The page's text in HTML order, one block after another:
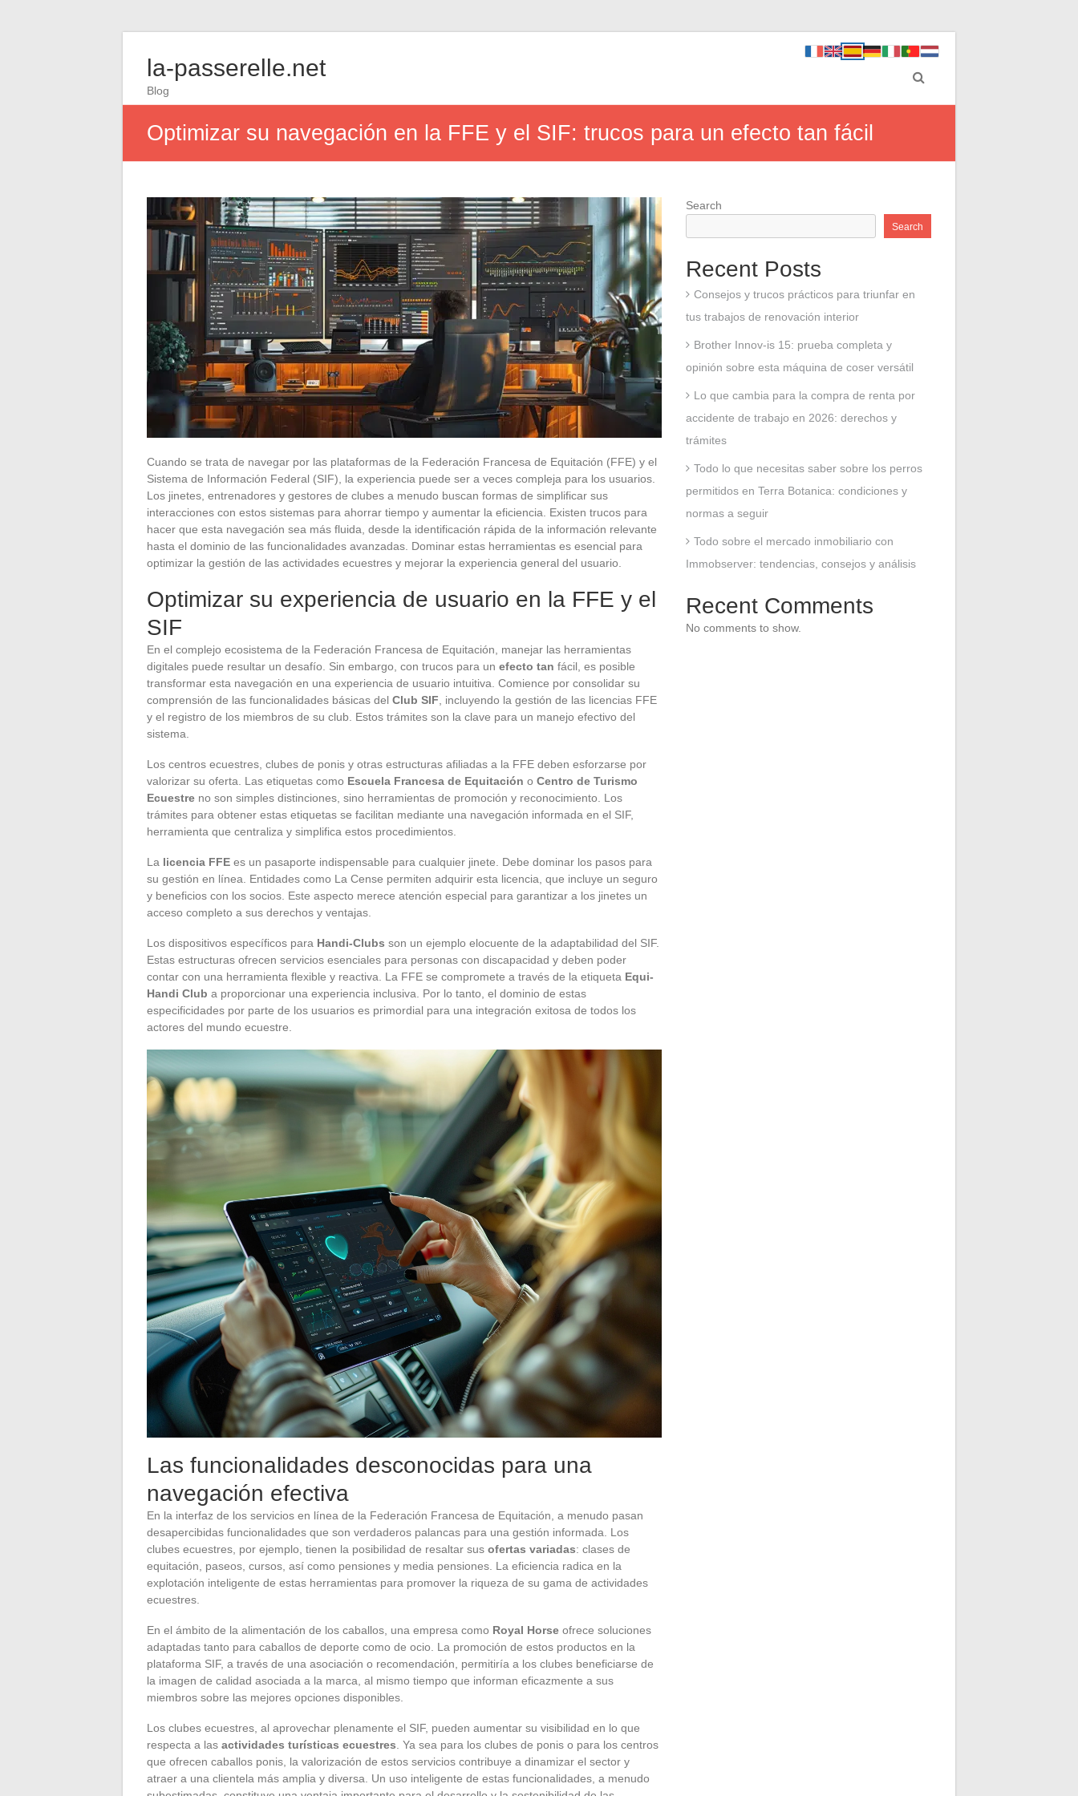
la-passerelle.net
Blog
Optimizar su navegación en la FFE y el SIF: trucos para un efecto tan fácil
Cuando se trata de navegar por las plataformas de la Federación Francesa de Equitación (FFE) y el
Sistema de Información Federal (SIF), la experiencia puede ser a veces compleja para los usuarios.
Los jinetes, entrenadores y gestores de clubes a menudo buscan formas de simplificar sus
interacciones con estos sistemas para ahorrar tiempo y aumentar la eficiencia. Existen trucos para
hacer que esta navegación sea más fluida, desde la identificación rápida de la información relevante
hasta el dominio de las funcionalidades avanzadas. Dominar estas herramientas es esencial para
optimizar la gestión de las actividades ecuestres y mejorar la experiencia general del usuario.
Optimizar su experiencia de usuario en la FFE y el
SIF
En el complejo ecosistema de la Federación Francesa de Equitación, manejar las herramientas
digitales puede resultar un desafío. Sin embargo, con trucos para un efecto tan fácil, es posible
transformar esta navegación en una experiencia de usuario intuitiva. Comience por consolidar su
comprensión de las funcionalidades básicas del Club SIF , incluyendo la gestión de las licencias FFE
y el registro de los miembros de su club. Estos trámites son la clave para un manejo efectivo del
sistema.
Los centros ecuestres, clubes de ponis y otras estructuras afiliadas a la FFE deben esforzarse por
valorizar su oferta. Las etiquetas como Escuela Francesa de Equitación o Centro de Turismo
Ecuestre no son simples distinciones, sino herramientas de promoción y reconocimiento. Los
trámites para obtener estas etiquetas se facilitan mediante una navegación informada en el SIF,
herramienta que centraliza y simplifica estos procedimientos.
La licencia FFE es un pasaporte indispensable para cualquier jinete. Debe dominar los pasos para
su gestión en línea. Entidades como La Cense permiten adquirir esta licencia, que incluye un seguro
y beneficios con los socios. Este aspecto merece atención especial para garantizar a los jinetes un
acceso completo a sus derechos y ventajas.
Los dispositivos específicos para Handi-Clubs son un ejemplo elocuente de la adaptabilidad del SIF.
Estas estructuras ofrecen servicios esenciales para personas con discapacidad y deben poder
contar con una herramienta flexible y reactiva. La FFE se compromete a través de la etiqueta Equi-
Handi Club a proporcionar una experiencia inclusiva. Por lo tanto, el dominio de estas
especificidades por parte de los usuarios es primordial para una integración exitosa de todos los
actores del mundo ecuestre.
Las funcionalidades desconocidas para una
navegación efectiva
En la interfaz de los servicios en línea de la Federación Francesa de Equitación, a menudo pasan
desapercibidas funcionalidades que son verdaderos palancas para una gestión informada. Los
clubes ecuestres, por ejemplo, tienen la posibilidad de resaltar sus ofertas variadas: clases de
equitación, paseos, cursos, así como pensiones y media pensiones. La eficiencia radica en la
explotación inteligente de estas herramientas para promover la riqueza de su gama de actividades
ecuestres.
En el ámbito de la alimentación de los caballos, una empresa como Royal Horse ofrece soluciones
adaptadas tanto para caballos de deporte como de ocio. La promoción de estos productos en la
plataforma SIF, a través de una asociación o recomendación, permitiría a los clubes beneficiarse de
la imagen de calidad asociada a la marca, al mismo tiempo que informan eficazmente a sus
miembros sobre las mejores opciones disponibles.
Los clubes ecuestres, al aprovechar plenamente el SIF, pueden aumentar su visibilidad en lo que
respecta a las actividades turísticas ecuestres . Ya sea para los clubes de ponis o para los centros
que ofrecen caballos ponis, la valorización de estos servicios contribuye a dinamizar el sector y
atraer a una clientela más amplia y diversa. Un uso inteligente de estas funcionalidades, a menudo
Search
Search
Recent Posts
Consejos y trucos prácticos para triunfar en
tus trabajos de renovación interior
Brother Innov-is 15: prueba completa y
opinión sobre esta máquina de coser versátil
Lo que cambia para la compra de renta por
accidente de trabajo en 2026: derechos y
trámites
Todo lo que necesitas saber sobre los perros
permitidos en Terra Botanica: condiciones y
normas a seguir
Todo sobre el mercado inmobiliario con
Immobserver: tendencias, consejos y análisis
Recent Comments
No comments to show.